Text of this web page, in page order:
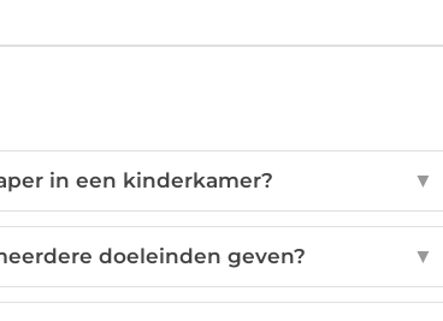
in een kinderkamer? ▼
doeleinden geven? ▼